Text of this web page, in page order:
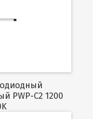
PWP-C2 1200